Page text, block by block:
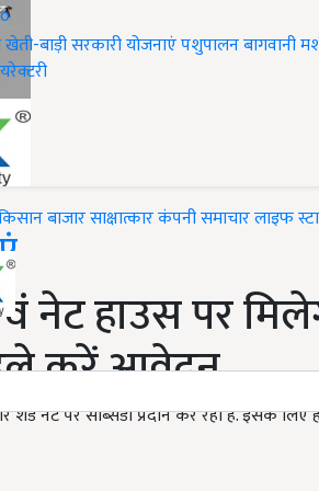
खेती-बाड़ीसरकारी योजनाएंपशुपालनबागवानी
बाजारसाक्षात्कारकंपनी समाचारलाइफ
नेट हाउस पर
करें आवेदन
शेड नेट पर सब्सिडी प्रदान कर रही है. इसके लिए